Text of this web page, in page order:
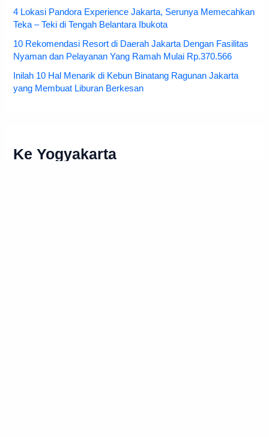
4 Lokasi Pandora Experience Jakarta, Serunya Memecahkan
Teka – Teki di Tengah Belantara Ibukota
10 Rekomendasi Resort di Daerah Jakarta Dengan Fasilitas
Nyaman dan Pelayanan Yang Ramah Mulai Rp.370.566
Inilah 10 Hal Menarik di Kebun Binatang Ragunan Jakarta
yang Membuat Liburan Berkesan
Ke Yogyakarta